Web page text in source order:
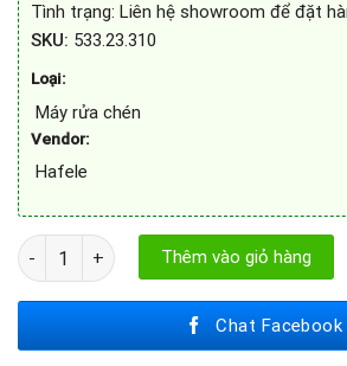
Tình trạng: Liên hệ showroom để đặt
SKU: 533.23.310
Loại:
Máy rửa chén
Vendor:
Hafele
Máy rửa bát Hafele HDW-F60F 533.23.310
Thêm vào giỏ hàng
Chat Facebook